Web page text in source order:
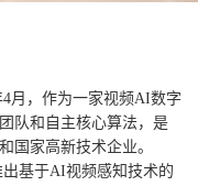
，作为一家视频AI数字
队和自主核心算法，是
国家高新技术企业。
基于AI视频感知技术的